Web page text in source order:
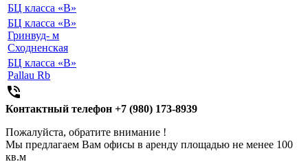
БЦ класса «B»
БЦ класса «B»
Гринвуд- м
Сходненская
БЦ класса «B»
Pallau Rb

Контактный телефон +7 (980) 173-8939
Пожалуйста, обратите внимание !
Мы предлагаем Вам офисы в аренду площадью не менее 100
кв.м